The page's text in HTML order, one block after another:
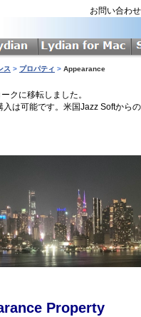
お問い合わ
ス > プロパティ > Appearance
クに移転しました。
は可能です。米国Jazz Softから
Property